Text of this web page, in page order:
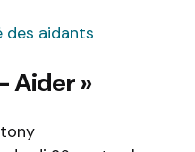
des aidants
Aider »